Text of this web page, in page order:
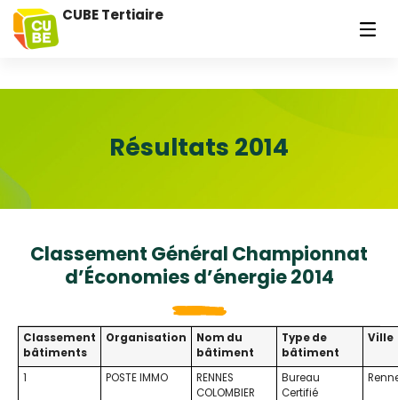
CUBE Tertiaire
Résultats 2014
Classement Général Championnat
d’Économies d’énergie 2014
Classement
bâtiments
Organisation
Nom du
bâtiment
Type de
bâtiment
Ville
POSTE IMMO
RENNES
COLOMBIER
Bureau
Certifié